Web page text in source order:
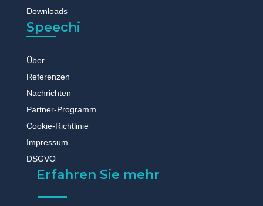
Downloads
Speechi
Über
Referenzen
Nachrichten
Partner-Programm
Cookie-Richtlinie
Impressum
DSGVO
Erfahren Sie mehr